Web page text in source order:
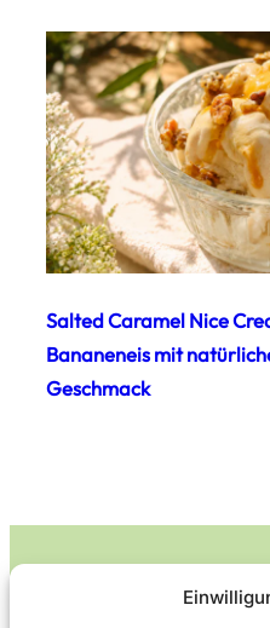
Salted Caramel Nice
Bananeneis mit
Geschmack